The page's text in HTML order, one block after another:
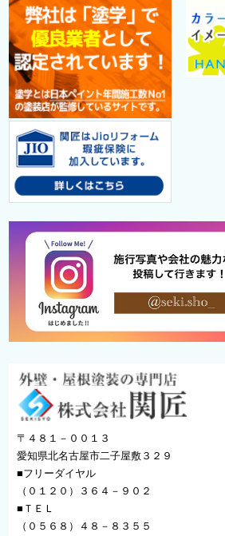
〒４８１－００１３
愛知県北名古屋市二子屋敷３２９
■フリーダイヤル
（０１２０）３６４－９０２
■ＴＥＬ
（０５６８）４８－８３５５